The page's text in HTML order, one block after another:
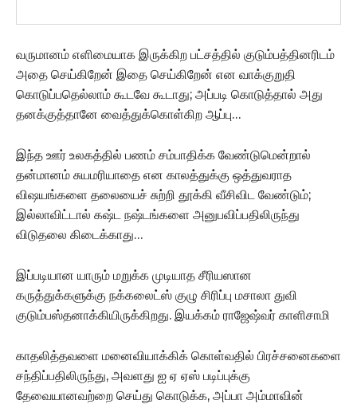
வருமானம் எளிமையாக இருக்கிற பட்சத்தில் குடும்பத்தினரிடம்
அதை செய்கிறேன் இதை செய்கிறேன் என வாக்குறுதி
கொடுப்பதெல்லாம் கூடவே கூடாது; அப்படி கொடுத்தால் அது
தனக்குத்தானே வைத்துக்கொள்கிற ஆப்பு…
இந்த ஊர் உலகத்தில் பணம் சம்பாதிக்க வேண்டுமென்றால்
தன்மானம் சுயமரியாதை என காலத்துக்கு ஒத்துவராத
விஷயங்களை தலையைச் சுற்றி தூக்கி வீசிவிட வேண்டும்;
இல்லாவிட்டால் கஷ்ட நஷ்டங்களை அனுபவிப்பதிலிருந்து
விடுதலை கிடைக்காது…
இப்படியான யாரும் மறுக்க முடியாத சீரியஸான
கருத்துக்களுக்கு நக்கலைட்ஸ் குழு சிரிப்பு மசாலா துவி
குடும்பஸ்தனாக்கியிருக்கிறது. இயக்கம் ராஜேஷ்வர் காளிசாமி
காதலித்தவளை மனைவியாக்கிக் கொள்வதில் பிரச்சனைகளை
சந்திப்பதிலிருந்து, அவளது ஐ ஏ ஏஸ் படிப்புக்கு
தேவையானவற்றை செய்து கொடுக்க, அப்பா அம்மாவின்